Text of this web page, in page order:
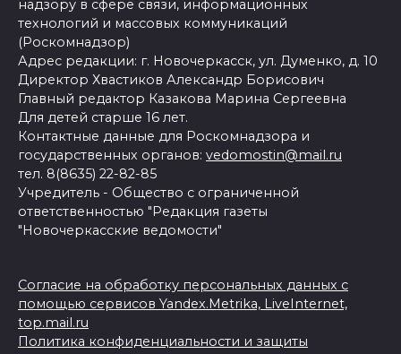
надзору в сфере связи, информационных
технологий и массовых коммуникаций
(Роскомнадзор)
Адрес редакции: г. Новочеркасск, ул. Думенко, д. 10
Директор Хвастиков Александр Борисович
Главный редактор Казакова Марина Сергеевна
Для детей старше 16 лет.
Контактные данные для Роскомнадзора и
государственных органов: vedomostin@mail.ru
тел. 8(8635) 22-82-85
Учредитель - Общество с ограниченной
ответственностью "Редакция газеты
"Новочеркасские ведомости"
Согласие на обработку персональных данных с
помощью сервисов Yandex.Metrika, LiveInternet,
top.mail.ru
Политика конфиденциальности и защиты